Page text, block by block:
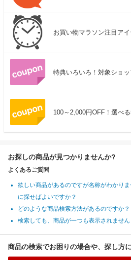
お買い物マラソン注目ア
特典いろいろ！対象ショ
100～2,000円OFF！選べ
お探しの商品が見つかりませんか?
よくあるご質問
欲しい商品があるのですが名称がわかりま
に探せばよいですか？
どのような商品検索方法があるのですか？
検索しても、商品が一つも表示されません
商品の検索でお困りの場合や、探し方